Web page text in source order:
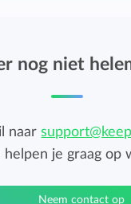
nog niet
naar
helpen je graag op
Neem contact op